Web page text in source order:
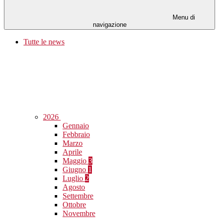
Menu di
navigazione
Tutte le news
2026
Gennaio
Febbraio
Marzo
Aprile
Maggio 3
Giugno 1
Luglio 2
Agosto
Settembre
Ottobre
Novembre